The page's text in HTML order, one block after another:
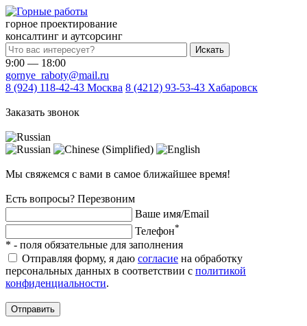
горное проектирование
консалтинг и аутсорсинг
Искать
9:00 — 18:00
gornye_raboty@mail.ru
8 (924) 118-42-43 Москва 8 (4212) 93-53-43 Хабаровск
Заказать звонок
Мы свяжемся с вами в самое ближайшее время!
Есть вопросы? Перезвоним
Ваше имя/Email
Телефон*
* - поля обязательные для заполнения
Отправляя форму, я даю согласие на обработку
персональных данных в соответствии с политикой
конфиденциальности.
Отправить